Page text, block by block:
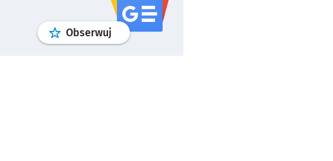
Obserwuj profilgoogle news